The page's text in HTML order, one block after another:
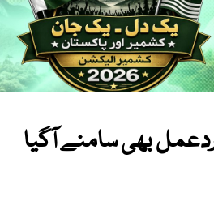
ردعمل بھی سامنے آگیا